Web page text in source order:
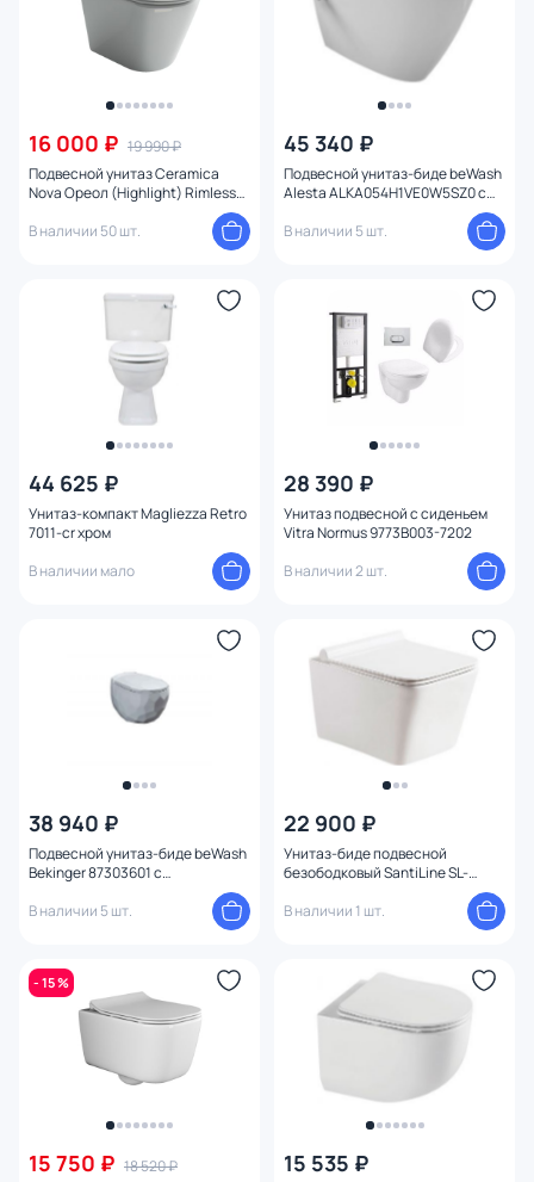
16 000 ₽ 19 990 ₽
Подвесной унитаз Ceramica
Nova Ореол (Highlight) Rimless
В наличии 50 шт.
45 340 ₽
Подвесной унитаз-биде beWash
Alesta ALKA054H1VE0W5SZ0 с
В наличии 5 шт.
44 625 ₽
Унитаз-компакт Magliezza Retro
7011-cr хром
В наличии мало
28 390 ₽
Унитаз подвесной с сиденьем
Vitra Normus 9773B003-7202
В наличии 2 шт.
38 940 ₽
Подвесной унитаз-биде beWash
Bekinger 87303601 с
В наличии 5 шт.
22 900 ₽
Унитаз-биде подвесной
безободковый SantiLine SL-
В наличии 1 шт.
- 15 %
15 750 ₽ 18 520 ₽
15 535 ₽